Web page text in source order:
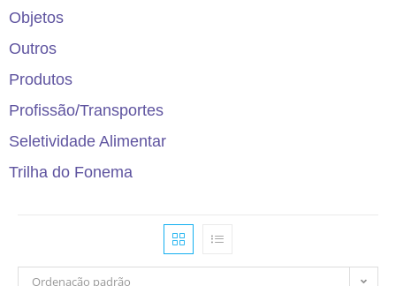
Objetos
Outros
Produtos
Profissão/Transportes
Seletividade Alimentar
Trilha do Fonema
Ordenação padrão